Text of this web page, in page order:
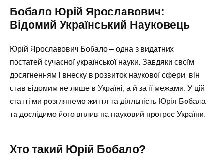
Бобало Юрій Ярославович:
Відомий Український Науковець
Юрій Ярославович Бобало – одна з видатних
постатей сучасної української науки. Завдяки своїм
досягненням і внеску в розвиток наукової сфери, він
став відомим не лише в Україні, а й за її межами. У цій
статті ми розглянемо життя та діяльність Юрія Бобала
та дослідимо його вплив на науковий прогрес України.
Хто такий Юрій Бобало?